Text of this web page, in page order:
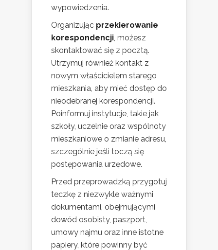
wypowiedzenia.
Organizując przekierowanie
korespondencji , możesz
skontaktować się z pocztą.
Utrzymuj również kontakt z
nowym właścicielem starego
mieszkania, aby mieć dostęp do
nieodebranej korespondencji.
Poinformuj instytucje, takie jak
szkoły, uczelnie oraz wspólnoty
mieszkaniowe o zmianie adresu,
szczególnie jeśli toczą się
postępowania urzędowe.
Przed przeprowadzką przygotuj
teczkę z niezwykle ważnymi
dokumentami, obejmującymi
dowód osobisty, paszport,
umowy najmu oraz inne istotne
papiery, które powinny być